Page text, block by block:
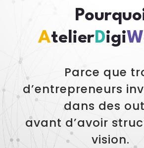
AtelierDigiW
Parce que
d’entrepreneurs
dans des
avant d’avoir
vision.